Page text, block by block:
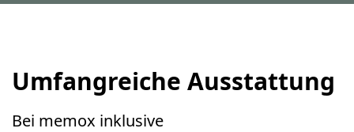
Umfangreiche Ausstattung
Bei memox inklusive